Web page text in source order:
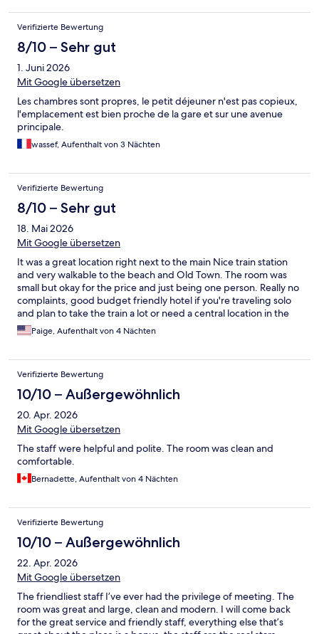
Verifizierte Bewertung
8/10 – Sehr gut
1. Juni 2026
Mit Google übersetzen
Les chambres sont propres, le petit déjeuner n'est pas copieux,
l'emplacement est bien proche de la gare et sur une avenue
principale.
wassef, Aufenthalt von 3 Nächten
Verifizierte Bewertung
8/10 – Sehr gut
18. Mai 2026
Mit Google übersetzen
It was a great location right next to the main Nice train station
and very walkable to the beach and Old Town. The room was
small but okay for the price and just being one person. Really no
complaints, good budget friendly hotel if you're traveling solo
and plan to take the train a lot or need a central location in the
town!Paige, Aufenthalt von 4 Nächten
Verifizierte Bewertung
10/10 – Außergewöhnlich
20. Apr. 2026
Mit Google übersetzen
The staff were helpful and polite. The room was clean and
comfortable.
Bernadette, Aufenthalt von 4 Nächten
Verifizierte Bewertung
10/10 – Außergewöhnlich
22. Apr. 2026
Mit Google übersetzen
The friendliest staff I’ve ever had the privilege of meeting. The
room was great and large, clean and modern. I will come back
for the great service and friendly staff, everything else that’s